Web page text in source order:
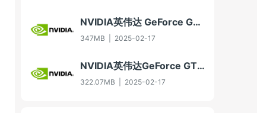
NVIDIA英伟达 GeForce GTX 550 Ti显卡驱动Win7 64/Win8 64/Win8.1 64
347MB 2025-02-17
NVIDIA英伟达GeForce GTX 960显卡驱动For Win7-32/Win8-32/Win8.1-32
322.07MB 2025-02-17